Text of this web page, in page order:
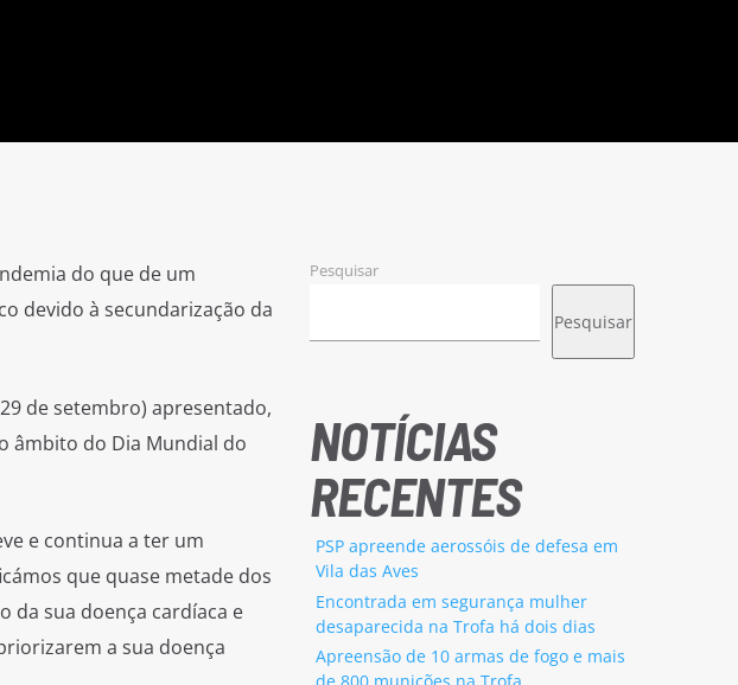
do que de um
devido à secundarização da
de setembro) apresentado,
âmbito do Dia Mundial do
e continua a ter um
que quase metade dos
da sua doença cardíaca e
a sua doença
Pesquisar
Pesquisar
NOTÍCIAS
RECENTES
PSP apreende aerossóis de defesa em
Vila das Aves
Encontrada em segurança mulher
desaparecida na Trofa há dois dias
Apreensão de 10 armas de fogo e mais
de 800 munições na Trofa